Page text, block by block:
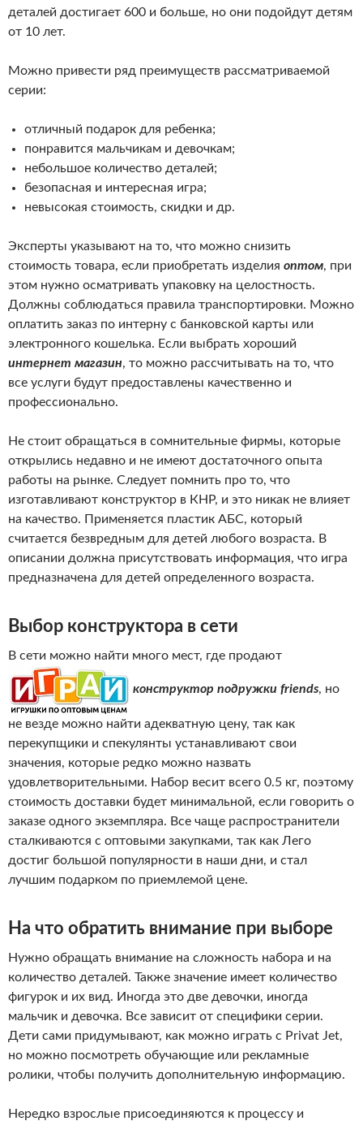
деталей достигает 600 и больше, но они подойдут детям
от 10 лет.
Можно привести ряд преимуществ рассматриваемой
серии:
отличный подарок для ребенка;
понравится мальчикам и девочкам;
небольшое количество деталей;
безопасная и интересная игра;
невысокая стоимость, скидки и др.
Эксперты указывают на то, что можно снизить
стоимость товара, если приобретать изделия оптом, при
этом нужно осматривать упаковку на целостность.
Должны соблюдаться правила транспортировки. Можно
оплатить заказ по интерну с банковской карты или
электронного кошелька. Если выбрать хороший
интернет магазин, то можно рассчитывать на то, что
все услуги будут предоставлены качественно и
профессионально.
Не стоит обращаться в сомнительные фирмы, которые
открылись недавно и не имеют достаточного опыта
работы на рынке. Следует помнить про то, что
изготавливают конструктор в КНР, и это никак не влияет
на качество. Применяется пластик АБС, который
считается безвредным для детей любого возраста. В
описании должна присутствовать информация, что игра
предназначена для детей определенного возраста.
Выбор конструктора в сети
В сети можно найти много мест, где продают
конструктор подружки friends, но
не везде можно найти адекватную цену, так как
перекупщики и спекулянты устанавливают свои
значения, которые редко можно назвать
удовлетворительными. Набор весит всего 0.5 кг, поэтому
стоимость доставки будет минимальной, если говорить о
заказе одного экземпляра. Все чаще распространители
сталкиваются с оптовыми закупками, так как Лего
достиг большой популярности в наши дни, и стал
лучшим подарком по приемлемой цене.
На что обратить внимание при выборе
Нужно обращать внимание на сложность набора и на
количество деталей. Также значение имеет количество
фигурок и их вид. Иногда это две девочки, иногда
мальчик и девочка. Все зависит от специфики серии.
Дети сами придумывают, как можно играть с Privat Jet,
но можно посмотреть обучающие или рекламные
ролики, чтобы получить дополнительную информацию.
Нередко взрослые присоединяются к процессу и